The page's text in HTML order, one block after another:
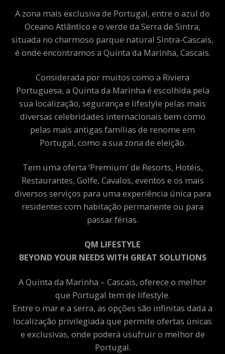
A zona mais exclusiva de Portugal, entre o azul do
Oceano Atlântico e o verde da Serra de Sintra,
situada no charmoso parque natural Sintra-Cascais,
é onde encontramos a Quinta da Marinha, Cascais.
Considerada por muitos como a Riviera
Portuguesa, a Quinta da Marinha é escolhida pela
sua localização, segurança e lifestyle pelas mais
diversas celebridades internacionais bem como
pelas mais antigas famílias de renome em
Portugal, como a sua zona de eleição.
Tem uma oferta ‘Premium’ de Resorts, Hotéis,
Restaurantes, Golfe, Cavalos, eventos e os mais
diversos serviços para uma experiência única para
residentes com habitação permanente ou para
passar férias.
QM LIFESTYLE
BEYOND YOUR NEEDS WITH GREAT SOLUTIONS
A Quinta da Marinha – Cascais, oferece o melhor
que Portugal tem de lifestyle.
Entre o mar e a serra, as opções são infinitas dada a
localização privilegiada que permite ofertas únicas
e exclusivas, onde poderá usufruir o melhor de
Portugal.